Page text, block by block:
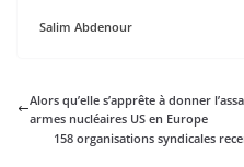
Salim Abdenour
Alors qu’elle s’apprête à donner
armes nucléaires US en Europe
158 organisations syndicales